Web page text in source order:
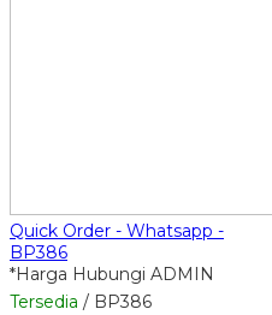
Quick Order - Whatsapp -
BP386
*Harga Hubungi ADMIN
Tersedia / BP386